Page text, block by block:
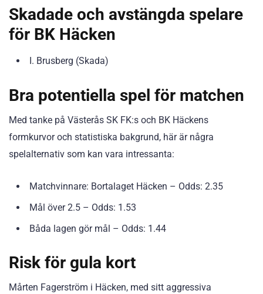
Skadade och avstängda spelare
för BK Häcken
I. Brusberg (Skada)
Bra potentiella spel för matchen
Med tanke på Västerås SK FK:s och BK Häckens
formkurvor och statistiska bakgrund, här är några
spelalternativ som kan vara intressanta:
Matchvinnare: Bortalaget Häcken – Odds: 2.35
Mål över 2.5 – Odds: 1.53
Båda lagen gör mål – Odds: 1.44
Risk för gula kort
Mårten Fagerström i Häcken, med sitt aggressiva